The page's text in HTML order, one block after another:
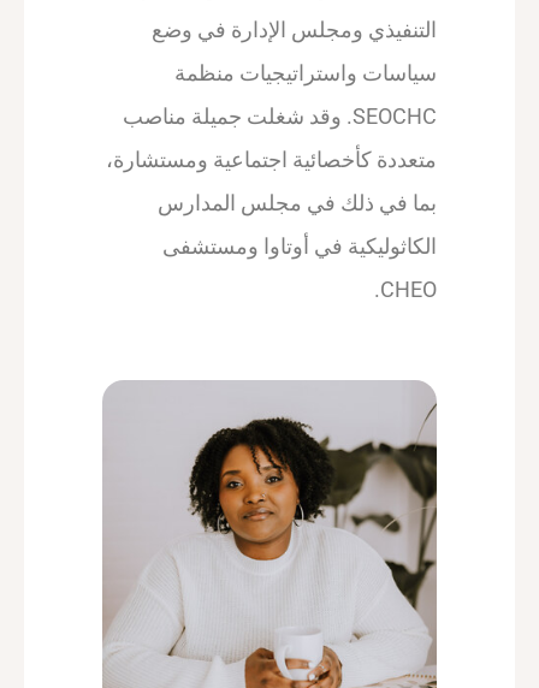
التنفيذي ومجلس الإدارة في وضع
سياسات واستراتيجيات منظمة
SEOCHC. وقد شغلت جميلة مناصب
متعددة كأخصائية اجتماعية ومستشارة،
بما في ذلك في مجلس المدارس
الكاثوليكية في أوتاوا ومستشفى
CHEO.